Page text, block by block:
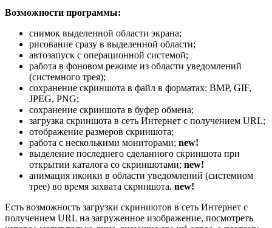
Возможности программы:
снимок выделенной области экрана;
рисование сразу в выделенной области;
автозапуск с операционной системой;
работа в фоновом режиме из области уведомлений
(системного трея);
сохранение скриншота в файл в форматах: BMP, GIF,
JPEG, PNG;
сохранение скриншота в буфер обмена;
загрузка скриншота в сеть Интернет с получением URL;
отображение размеров скриншота;
работа с несколькими мониторами; new!
выделение последнего сделанного скриншота при
открытии каталога со скриншотами; new!
анимация иконки в области уведомлений (системном
трее) во время захвата скриншота. new!
Есть возможность загрузки скриншотов в сеть Интернет с
получением URL на загруженное изображение, посмотреть